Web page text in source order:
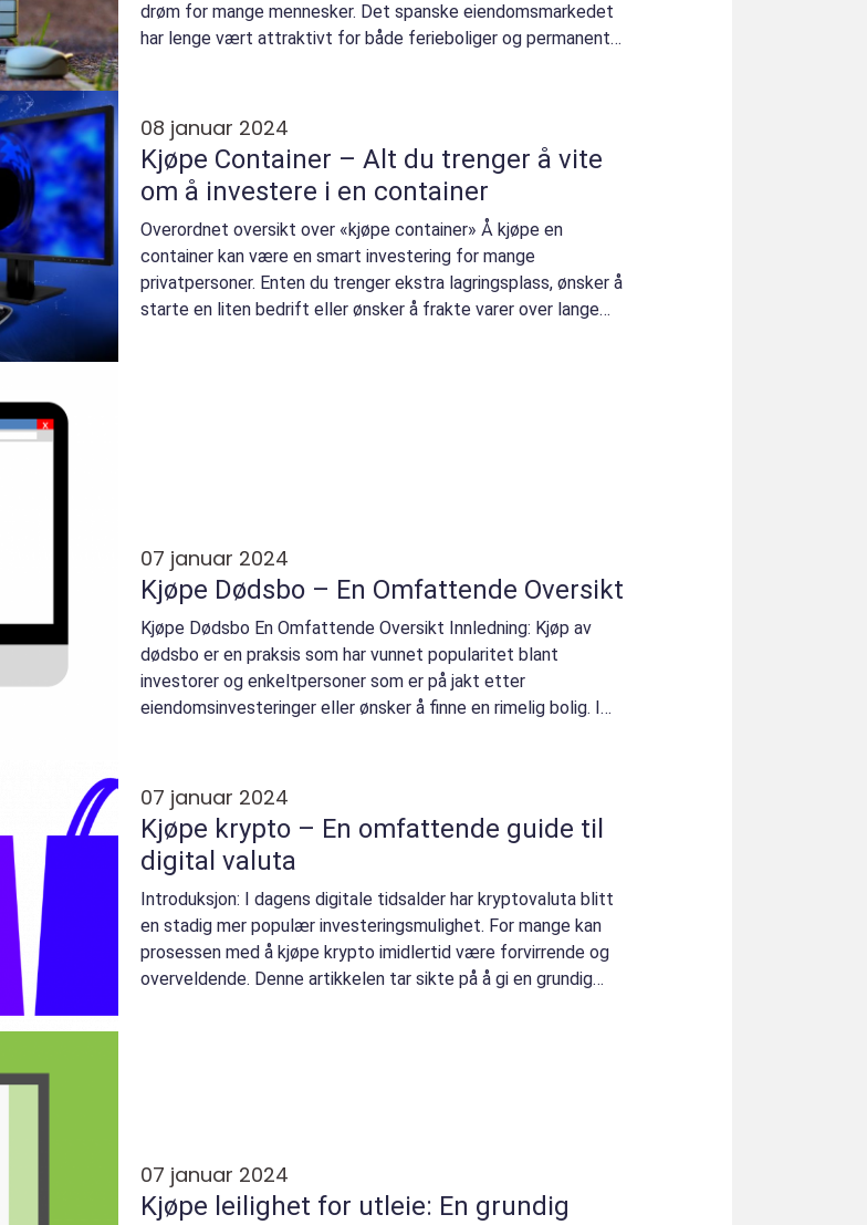
drøm for mange mennesker. Det spanske eiendomsmarkedet
har lenge vært attraktivt for både ferieboliger og permanente
08 januar 2024
Kjøpe Container – Alt du trenger å vite
om å investere i en container
Overordnet oversikt over «kjøpe container» Å kjøpe en
container kan være en smart investering for mange
privatpersoner. Enten du trenger ekstra lagringsplass, ønsker å
starte en liten bedrift eller ønsker å frakte varer over lange
07 januar 2024
Kjøpe Dødsbo – En Omfattende Oversikt
Kjøpe Dødsbo En Omfattende Oversikt Innledning: Kjøp av
dødsbo er en praksis som har vunnet popularitet blant
investorer og enkeltpersoner som er på jakt etter
eiendomsinvesteringer eller ønsker å finne en rimelig bolig. I
07 januar 2024
Kjøpe krypto – En omfattende guide til
digital valuta
Introduksjon: I dagens digitale tidsalder har kryptovaluta blitt
en stadig mer populær investeringsmulighet. For mange kan
prosessen med å kjøpe krypto imidlertid være forvirrende og
overveldende. Denne artikkelen tar sikte på å gi en grundig
07 januar 2024
Kjøpe leilighet for utleie: En grundig